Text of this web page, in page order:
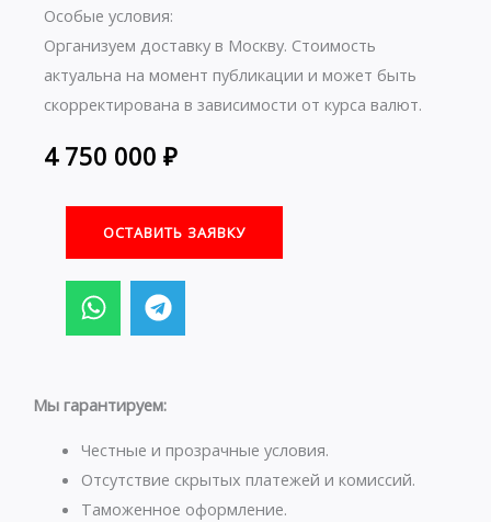
Особые условия:
Организуем доставку в Москву. Стоимость
актуальна на момент публикации и может быть
скорректирована в зависимости от курса валют.
4 750 000 ₽
ОСТАВИТЬ ЗАЯВКУ
W
h
a
s
p
p
T
e
l
g
a
m
Мы гарантируем:
Честные и прозрачные условия.
Отсутствие скрытых платежей и комиссий.
Таможенное оформление.